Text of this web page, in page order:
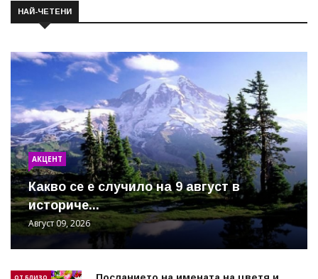
НАЙ-ЧЕТЕНИ
АКЦЕНТ
Какво се е случило на 9 август в
историче...
Август 09, 2026
ОТ БЛИЗО